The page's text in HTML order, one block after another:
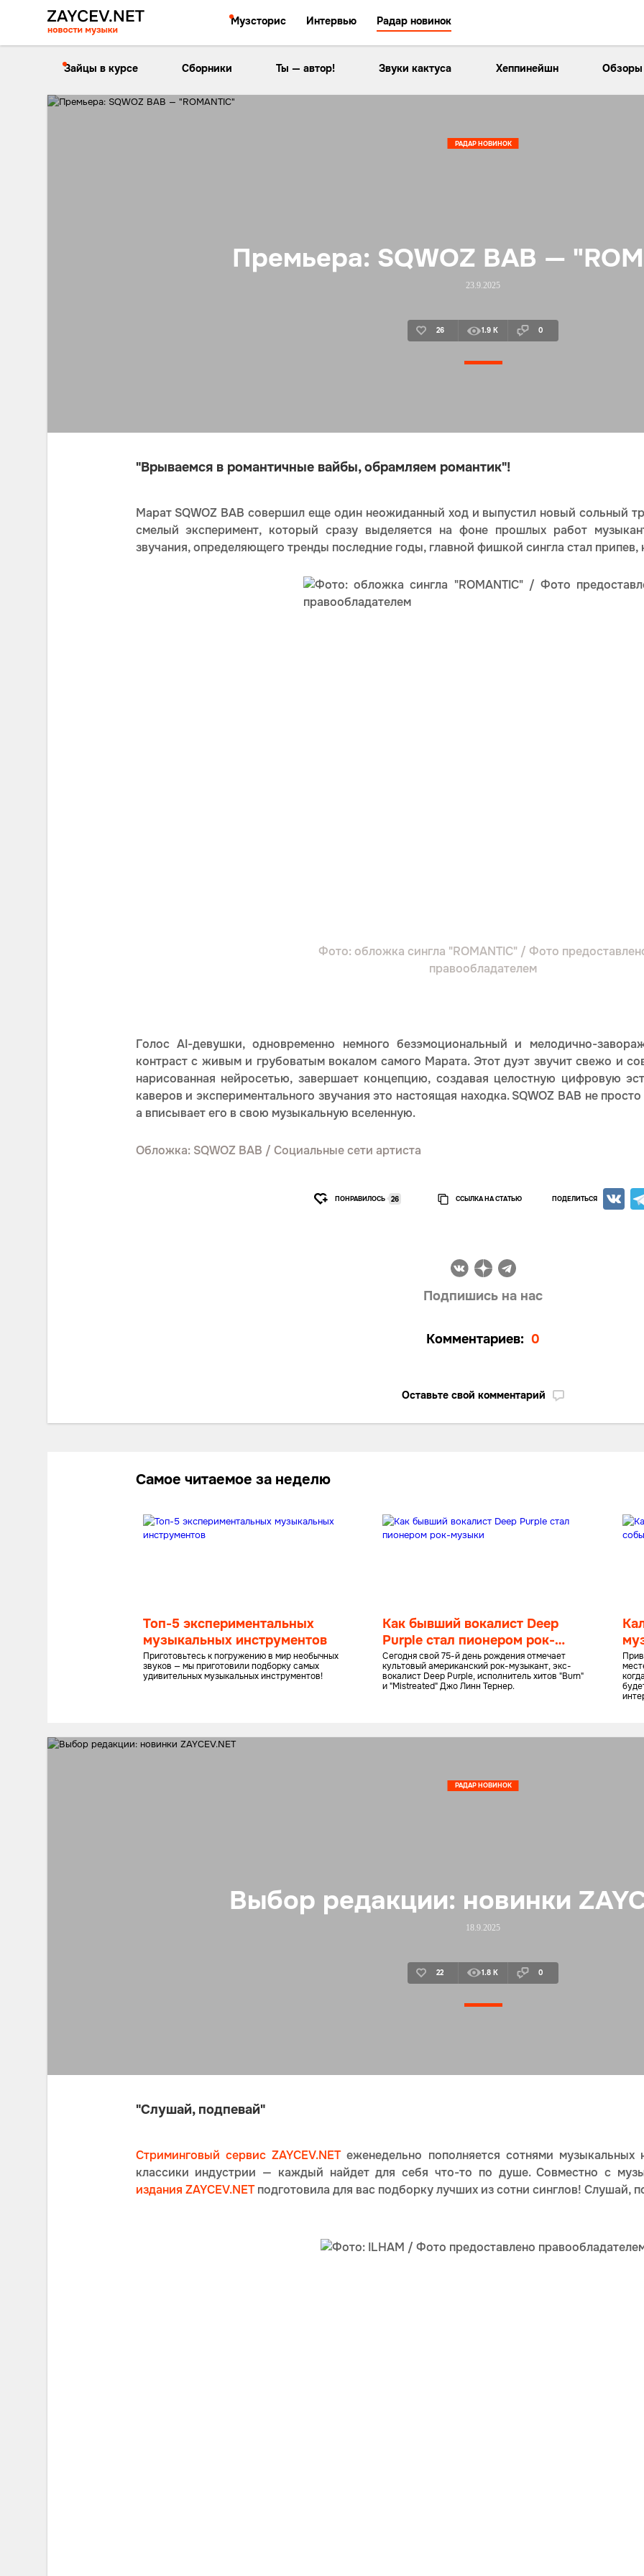
Музсторис Интервью Радар новинок
Зайцы в курсе Сборники Ты — автор! Звуки кактуса Хеппинейшн Обзоры
Премьера: SQWOZ BAB —
23.9.2025
26 1.9 K 0
РАДАР НОВИНОК
"Врываемся в романтичные вайбы, обрамляем романтик"!
Марат SQWOZ BAB совершил еще один неожиданный ход и выпустил новый сольный
смелый эксперимент, который сразу выделяется на фоне прошлых работ
звучания, определяющего тренды последние годы, главной фишкой сингла стал припев,
Фото: обложка сингла "ROMANTIC" / Фото
правообладателем
Голос AI-девушки, одновременно немного безэмоциональный и мелодично-
контраст с живым и грубоватым вокалом самого Марата. Этот дуэт звучит свежо и
нарисованная нейросетью, завершает концепцию, создавая целостную цифровую
каверов и экспериментального звучания это настоящая находка. SQWOZ BAB не
а вписывает его в свою музыкальную вселенную.
Обложка: SQWOZ BAB / Социальные сети артиста
ПОНРАВИЛОСЬ 26 ССЫЛКА НА СТАТЬЮ ПОДЕЛИТЬСЯ
Подпишись на нас
Комментариев: 0
Оставьте свой комментарий
Самое читаемое за неделю
Топ-5 экспериментальных
музыкальных инструментов
Приготовьтесь к погружению в мир необычных
звуков — мы приготовили подборку самых
удивительных музыкальных инструментов!
Как бывший вокалист Deep
Purple стал пионером рок-
музыки
Сегодня свой 75-й день рождения отмечает
культовый американский рок-музыкант, экс-
вокалист Deep Purple, исполнитель хитов "Burn"
и "Mistreated" Джо Линн Тернер.
Выбор редакции: новинки
18.9.2025
22 1.8 K 0
РАДАР НОВИНОК
"Слушай, подпевай"
Стриминговый сервис ZAYCEV.NETеженедельно пополняется сотнями
классики индустрии — каждый найдет для себя что-то по душе. Совместно с
издания ZAYCEV.NETподготовила для вас подборку лучших из сотни синглов! Слушай,